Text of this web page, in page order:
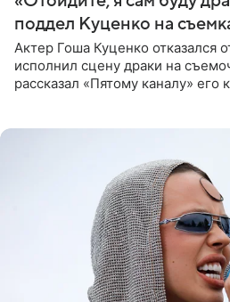
поддел Куценко на
Актер Гоша Куценко отказался
исполнил сцену драки на
рассказал «Пятому каналу» его